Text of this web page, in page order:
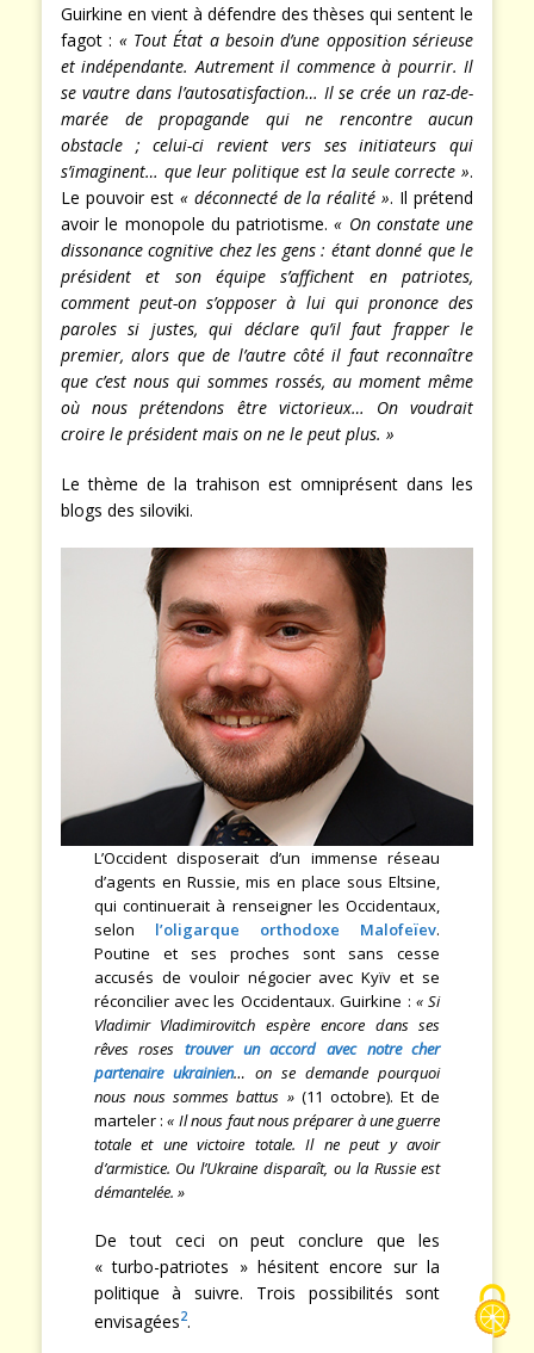
Guirkine en vient à défendre des thèses qui sentent le
fagot : « Tout État a besoin d’une opposition sérieuse
et indépendante. Autrement il commence à pourrir. Il
se vautre dans l’autosatisfaction… Il se crée un raz-de-
marée de propagande qui ne rencontre aucun
obstacle ; celui-ci revient vers ses initiateurs qui
s’imaginent… que leur politique est la seule correcte ».
Le pouvoir est « déconnecté de la réalité ». Il prétend
avoir le monopole du patriotisme.« On constate une
dissonance cognitive chez les gens : étant donné que le
président et son équipe s’affichent en patriotes,
comment peut-on s’opposer à lui qui prononce des
paroles si justes, qui déclare qu’il faut frapper le
premier, alors que de l’autre côté il faut reconnaître
que c’est nous qui sommes rossés, au moment même
où nous prétendons être victorieux… On voudrait
croire le président mais on ne le peut plus. »
Le thème de la trahison est omniprésent dans les
blogs des siloviki.
L’Occident disposerait d’un immense réseau
d’agents en Russie, mis en place sous Eltsine,
qui continuerait à renseigner les Occidentaux,
selon l’oligarque orthodoxe Malofeïev.
Poutine et ses proches sont sans cesse
accusés de vouloir négocier avec Kyïv et se
réconcilier avec les Occidentaux. Guirkine : « Si
Vladimir Vladimirovitch espère encore dans ses
rêves rosestrouver un accord avec notre cher
partenaire ukrainien… on se demande pourquoi
nous nous sommes battus »(11 octobre). Et de
marteler :« Il nous faut nous préparer à une guerre
totale et une victoire totale. Il ne peut y avoir
d’armistice. Ou l’Ukraine disparaît, ou la Russie est
démantelée. »
De tout ceci on peut conclure que les
« turbo-patriotes » hésitent encore sur la
politique à suivre. Trois possibilités sont
envisagées2.